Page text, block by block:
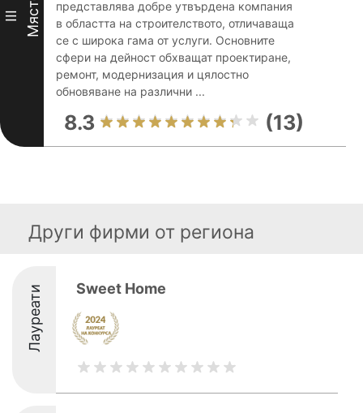
III Място
представлява добре утвърдена компания
в областта на строителството, отличаваща
се с широка гама от услуги. Основните
сфери на дейност обхващат проектиране,
ремонт, модернизация и цялостно
обновяване на различни ...
8.3 (13)
Други фирми от региона
Лауреати Sweet Home